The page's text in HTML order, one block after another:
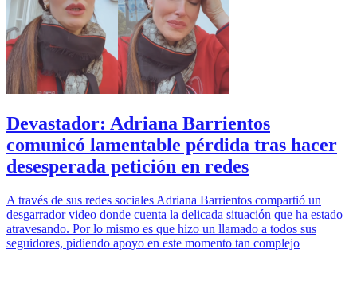
Devastador: Adriana Barrientos
comunicó lamentable pérdida tras hacer
desesperada petición en redes
A través de sus redes sociales Adriana Barrientos compartió un
desgarrador video donde cuenta la delicada situación que ha estado
atravesando. Por lo mismo es que hizo un llamado a todos sus
seguidores, pidiendo apoyo en este momento tan complejo